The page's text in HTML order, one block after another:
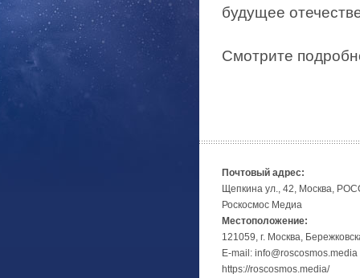
будущее
Смотрите
Почтовый адрес:
Щепкина ул., 42, Москва,
Роскосмос Медиа
Местоположение:
121059, г. Москва,
E-mail: info@roscosmos.media
https://roscosmos.media/